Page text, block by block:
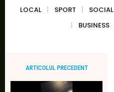
LOCAL SPORT SOCIAL
BUSINESS
ARTICOLUL PRECEDENT